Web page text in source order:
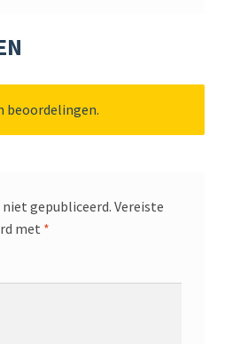
beoordelingen.
gepubliceerd. Vereiste
met *